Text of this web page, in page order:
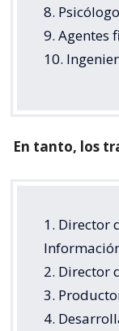
8.
9. Agentes
10.
En tanto, los
1. Director
2. Director
3.
4.